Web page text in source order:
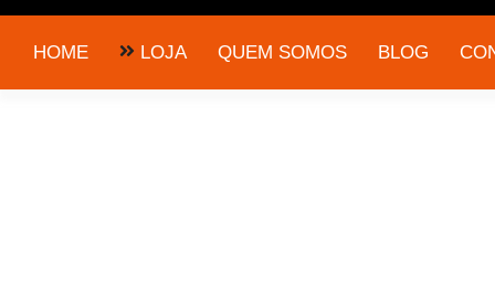
HOME LOJA QUEM SOMOS BLOG